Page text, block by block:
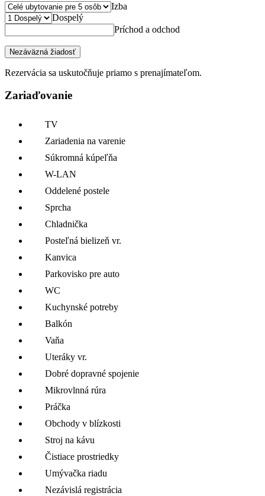
Izba
Dospelý
Príchod a odchod
Nezáväzná žiadosť
Rezervácia sa uskutočňuje priamo s prenajímateľom.
Zariaďovanie
TV
Zariadenia na varenie
Súkromná kúpeľňa
W-LAN
Oddelené postele
Sprcha
Chladnička
Posteľná bielizeň vr.
Kanvica
Parkovisko pre auto
WC
Kuchynské potreby
Balkón
Vaňa
Uteráky vr.
Dobré dopravné spojenie
Mikrovlnná rúra
Práčka
Obchody v blízkosti
Stroj na kávu
Čistiace prostriedky
Umývačka riadu
Nezávislá registrácia